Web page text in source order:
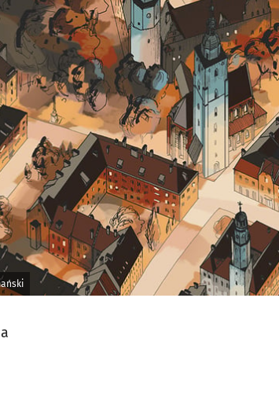
poprzedniego zdjęcia.